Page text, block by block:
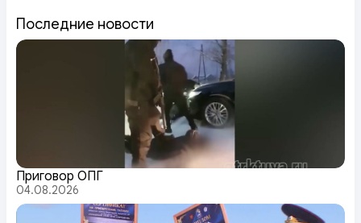
Последние новости
Приговор ОПГ
04.08.2026